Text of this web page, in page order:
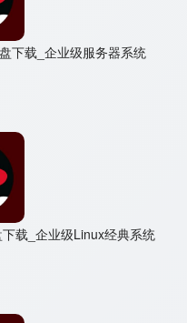
下载_企业级服务器系统
载_企业级Linux经典系统